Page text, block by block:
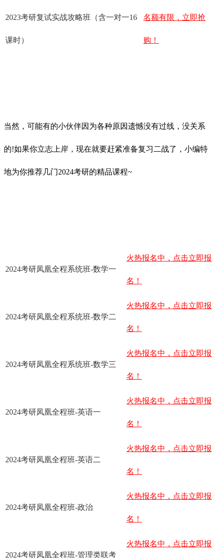
2023考研复试实战攻略班（含一对一16
课时）
名额有限，立即抢
购！
当然，可能有的小伙伴因为各种原因遗憾没有过线，没关系
的!如果你立志上岸，现在就要赶紧准备复习二战了，小编特
地为你推荐几门2024考研的精品课程~
2024考研凤凰全程系统班-数学一
火热报名中，点击立即报
名！
2024考研凤凰全程系统班-数学二
火热报名中，点击立即报
名！
2024考研凤凰全程系统班-数学三
火热报名中，点击立即报
名！
2024考研凤凰全程班-英语一
火热报名中，点击立即报
名！
2024考研凤凰全程班-英语二
火热报名中，点击立即报
名！
2024考研凤凰全程班-政治
火热报名中，点击立即报
名！
2024考研凤凰全程班-管理类联考
火热报名中，点击立即报